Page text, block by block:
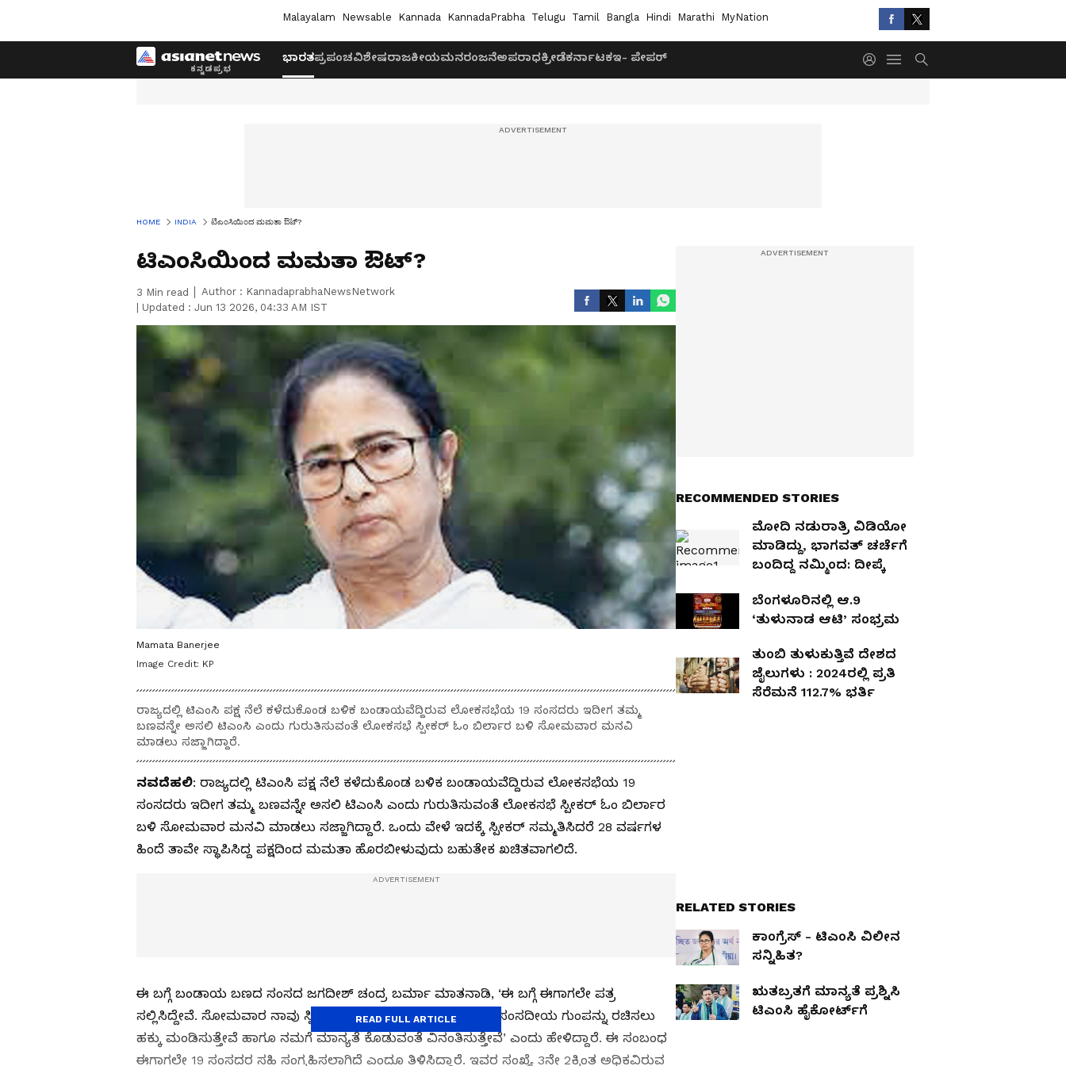
Malayalam Newsable Kannada KannadaPrabha Telugu Tamil Bangla Hindi Marathi MyNation
ಭಾರತಪ್ರಪಂಚವಿಶೇಷರಾಜಕೀಯಮನರಂಜನೆಅಪರಾಧಕ್ರೀಡೆಕರ್ನಾಟಕಇ- ಪೇಪರ್
HOME INDIA ಟಿಎಂಸಿಯಿಂದ ಮಮತಾ ಔಟ್‌?
ಟಿಎಂಸಿಯಿಂದ ಮಮತಾ ಔಟ್‌?
3 Min read Author : KannadaprabhaNewsNetwork
Updated : Jun 13 2026, 04:33 AM IST
Mamata Banerjee
Image Credit: KP
ರಾಜ್ಯದಲ್ಲಿ ಟಿಎಂಸಿ ಪಕ್ಷ ನೆಲೆ ಕಳೆದುಕೊಂಡ ಬಳಿಕ ಬಂಡಾಯವೆದ್ದಿರುವ ಲೋಕಸಭೆಯ 19 ಸಂಸದರು ಇದೀಗ ತಮ್ಮ
ಬಣವನ್ನೇ ಅಸಲಿ ಟಿಎಂಸಿ ಎಂದು ಗುರುತಿಸುವಂತೆ ಲೋಕಸಭೆ ಸ್ಪೀಕರ್‌ ಓಂ ಬಿರ್ಲಾರ ಬಳಿ ಸೋಮವಾರ ಮನವಿ
ಮಾಡಲು ಸಜ್ಜಾಗಿದ್ದಾರೆ.
ನವದೆಹಲಿ: ರಾಜ್ಯದಲ್ಲಿ ಟಿಎಂಸಿ ಪಕ್ಷ ನೆಲೆ ಕಳೆದುಕೊಂಡ ಬಳಿಕ ಬಂಡಾಯವೆದ್ದಿರುವ ಲೋಕಸಭೆಯ 19
ಸಂಸದರು ಇದೀಗ ತಮ್ಮ ಬಣವನ್ನೇ ಅಸಲಿ ಟಿಎಂಸಿ ಎಂದು ಗುರುತಿಸುವಂತೆ ಲೋಕಸಭೆ ಸ್ಪೀಕರ್‌ ಓಂ ಬಿರ್ಲಾರ
ಬಳಿ ಸೋಮವಾರ ಮನವಿ ಮಾಡಲು ಸಜ್ಜಾಗಿದ್ದಾರೆ. ಒಂದು ವೇಳೆ ಇದಕ್ಕೆ ಸ್ಪೀಕರ್‌ ಸಮ್ಮತಿಸಿದರೆ 28 ವರ್ಷಗಳ
ಹಿಂದೆ ತಾವೇ ಸ್ಥಾಪಿಸಿದ್ದ ಪಕ್ಷದಿಂದ ಮಮತಾ ಹೊರಬೀಳುವುದು ಬಹುತೇಕ ಖಚಿತವಾಗಲಿದೆ.
ಈ ಬಗ್ಗೆ ಬಂಡಾಯ ಬಣದ ಸಂಸದ ಜಗದೀಶ್ ಚಂದ್ರ ಬರ್ಮಾ ಮಾತನಾಡಿ, ‘ಈ ಬಗ್ಗೆ ಈಗಾಗಲೇ ಪತ್ರ
ಸಲ್ಲಿಸಿದ್ದೇವೆ. ಸೋಮವಾರ ನಾವು ಸ್ಪೀಕರ್ ಬಳಿ ಹೋಗಿ ನಿಜವಾದ ಟಿಎಂಸಿ ಸಂಸದೀಯ ಗುಂಪನ್ನು ರಚಿಸಲು
ಹಕ್ಕು ಮಂಡಿಸುತ್ತೇವೆ ಹಾಗೂ ನಮಗೆ ಮಾನ್ಯತೆ ಕೊಡುವಂತೆ ವಿನಂತಿಸುತ್ತೇವೆ’ ಎಂದು ಹೇಳಿದ್ದಾರೆ. ಈ ಸಂಬಂಧ
ಈಗಾಗಲೇ 19 ಸಂಸದರ ಸಹಿ ಸಂಗ್ರಹಿಸಲಾಗಿದೆ ಎಂದೂ ತಿಳಿಸಿದ್ದಾರೆ. ಇವರ ಸಂಖ್ಯೆ 3ನೇ 2ಕ್ಕಿಂತ ಅಧಿಕವಿರುವ
READ FULL ARTICLE
RECOMMENDED STORIES
ಮೋದಿ ನಡುರಾತ್ರಿ ವಿಡಿಯೋ
ಮಾಡಿದ್ದು, ಭಾಗವತ್‌ ಚರ್ಚೆಗೆ
ಬಂದಿದ್ದ ನಮ್ಮಿಂದ: ದೀಪ್ಕೆ
ಬೆಂಗಳೂರಿನಲ್ಲಿ ಆ.9
‘ತುಳುನಾಡ ಆಟಿ’ ಸಂಭ್ರಮ
ತುಂಬಿ ತುಳುಕುತ್ತಿವೆ ದೇಶದ
ಜೈಲುಗಳು : 2024ರಲ್ಲಿ ಪ್ರತಿ
ಸೆರೆಮನೆ 112.7% ಭರ್ತಿ
RELATED STORIES
ಕಾಂಗ್ರೆಸ್‌ - ಟಿಎಂಸಿ ವಿಲೀನ
ಸನ್ನಿಹಿತ?
ಋತಬ್ರತಗೆ ಮಾನ್ಯತೆ ಪ್ರಶ್ನಿಸಿ
ಟಿಎಂಸಿ ಹೈಕೋರ್ಟ್‌ಗೆ